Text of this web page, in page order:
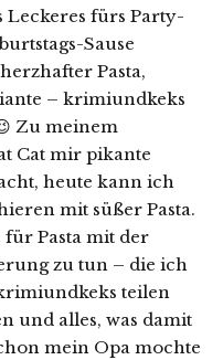
Leckeres fürs Party-
Sause
Pasta,
– krimiundkeks
Zu meinem
Cat mir pikante
heute kann ich
mit süßer Pasta.
Pasta mit der
zu tun – die ich
teilen
und alles, was damit
mein Opa mochte